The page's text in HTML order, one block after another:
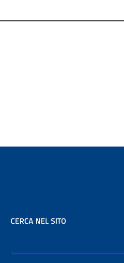
CERCA NEL SITO